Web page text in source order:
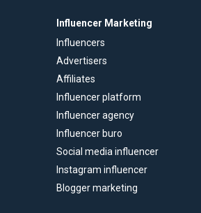
Influencer Marketing
Influencers
Advertisers
Affiliates
Influencer platform
Influencer agency
Influencer buro
Social media influencer
Instagram influencer
Blogger marketing